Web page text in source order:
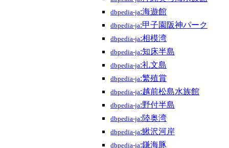
dbpedia-ja:海遊館
dbpedia-ja:甲子園阪神パーク
dbpedia-ja:相模湾
dbpedia-ja:知床半島
dbpedia-ja:礼文島
dbpedia-ja:繁殖賞
dbpedia-ja:越前松島水族館
dbpedia-ja:野付半島
dbpedia-ja:陸奥湾
dbpedia-ja:鰍沢河岸
dbpedia-ja:鎌海豚